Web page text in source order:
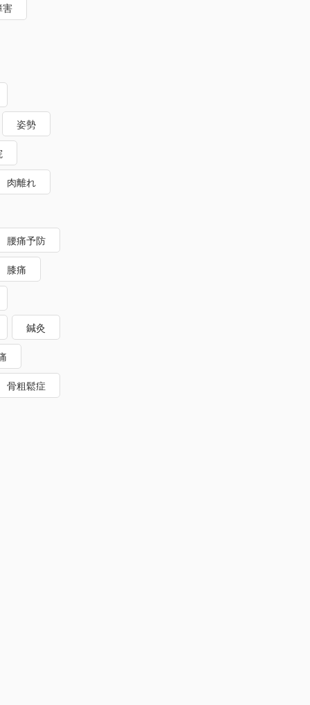
害
姿勢
肉離れ
腰痛予防
膝痛
鍼灸
骨粗鬆症